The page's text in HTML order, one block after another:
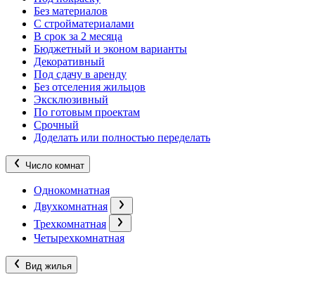
Без материалов
С стройматериалами
В срок за 2 месяца
Бюджетный и эконом варианты
Декоративный
Под сдачу в аренду
Без отселения жильцов
Эксклюзивный
По готовым проектам
Срочный
Доделать или полностью переделать
Число комнат
Однокомнатная
Двухкомнатная
Трехкомнатная
Четырехкомнатная
Вид жилья